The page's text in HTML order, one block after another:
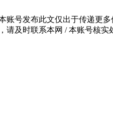
号发布此文仅出于传递更多
请及时联系本网 / 本账号核实